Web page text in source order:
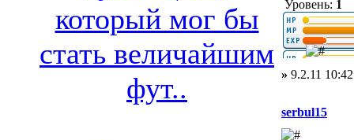
который мог бы
стать величайшим
фут..
Уровень: 1
» 9.2.11 10:42
serbul15